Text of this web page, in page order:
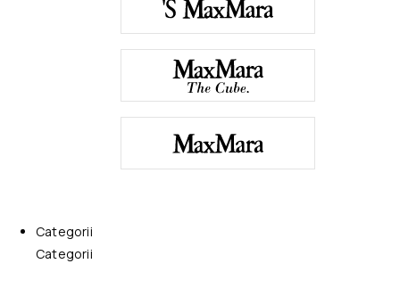
Categorii
Categorii